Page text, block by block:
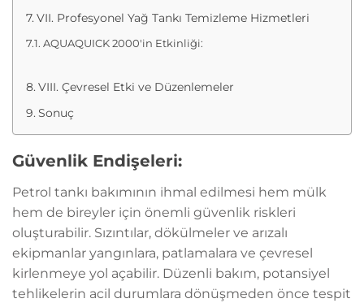
VII. Profesyonel Yağ Tankı Temizleme Hizmetleri
AQUAQUICK 2000'in Etkinliği:
VIII. Çevresel Etki ve Düzenlemeler
Sonuç
Güvenlik Endişeleri:
Petrol tankı bakımının ihmal edilmesi hem mülk
hem de bireyler için önemli güvenlik riskleri
oluşturabilir. Sızıntılar, dökülmeler ve arızalı
ekipmanlar yangınlara, patlamalara ve çevresel
kirlenmeye yol açabilir. Düzenli bakım, potansiyel
tehlikelerin acil durumlara dönüşmeden önce tespit